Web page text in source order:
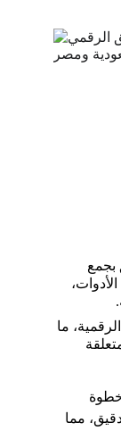
بجمع
ما
خطوة
مما